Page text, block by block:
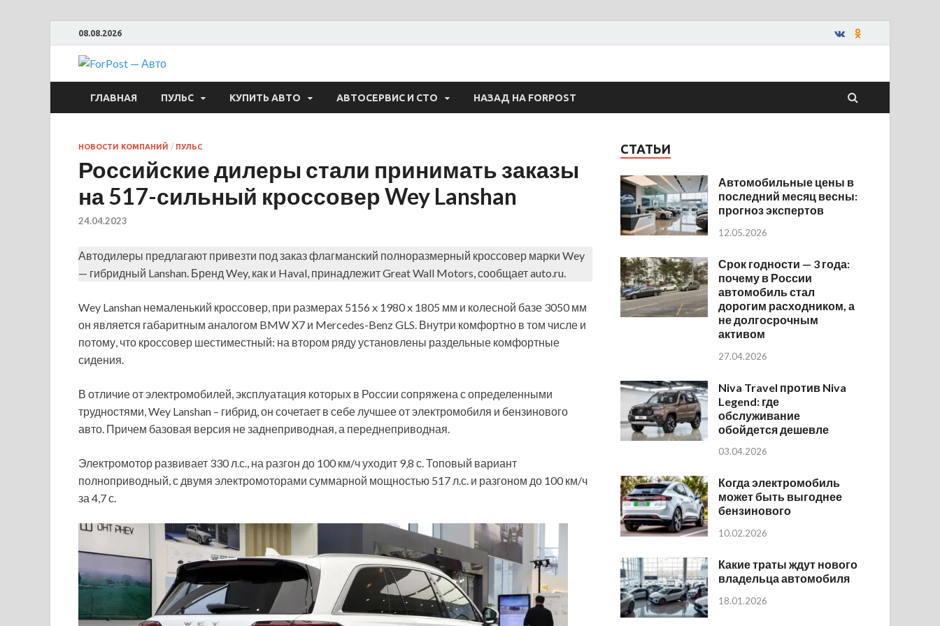
08.08.2026
ForPost — Авто
ГЛАВНАЯ ПУЛЬС КУПИТЬ АВТО АВТОСЕРВИС И СТО НАЗАД НА FORPOST
НОВОСТИ КОМПАНИЙ / ПУЛЬС
Российские дилеры стали принимать заказы
на 517-сильный кроссовер Wey Lanshan
24.04.2023
Автодилеры предлагают привезти под заказ флагманский полноразмерный кроссовер марки Wey
— гибридный Lanshan. Бренд Wey, как и Haval, принадлежит Great Wall Motors, сообщает auto.ru.
Wey Lanshan немаленький кроссовер, при размерах 5156 x 1980 x 1805 мм и колесной базе 3050 мм
он является габаритным аналогом BMW X7 и Mercedes-Benz GLS. Внутри комфортно в том числе и
потому, что кроссовер шестиместный: на втором ряду установлены раздельные комфортные
сидения.
В отличие от электромобилей, эксплуатация которых в России сопряжена с определенными
трудностями, Wey Lanshan – гибрид, он сочетает в себе лучшее от электромобиля и бензинового
авто. Причем базовая версия не заднеприводная, а переднеприводная.
Электромотор развивает 330 л.с., на разгон до 100 км/ч уходит 9,8 с. Топовый вариант
полноприводный, с двумя электромоторами суммарной мощностью 517 л.с. и разгоном до 100 км/ч
за 4,7 с.
СТАТЬИ
Автомобильные цены в
последний месяц весны:
прогноз экспертов
12.05.2026
Срок годности — 3 года:
почему в России
автомобиль стал
дорогим расходником, а
не долгосрочным
активом
27.04.2026
Niva Travel против Niva
Legend: где
обслуживание
обойдется дешевле
03.04.2026
Когда электромобиль
может быть выгоднее
бензинового
10.02.2026
Какие траты ждут нового
владельца автомобиля
18.01.2026